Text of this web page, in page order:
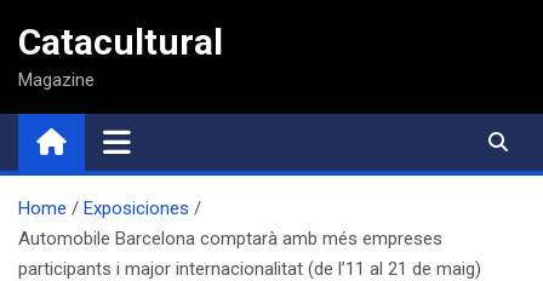
contenido
Catacultural
Magazine
Home
Exposiciones
Automobile Barcelona comptarà amb més empreses
participants i major internacionalitat (de l’11 al 21 de maig)